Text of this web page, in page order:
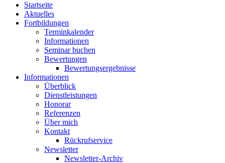
Startseite
Aktuelles
Fortbildungen
Terminkalender
Informationen
Seminar buchen
Bewertungen
Bewertungsergebnisse
Informationen
Überblick
Dienstleistungen
Honorar
Referenzen
Über mich
Kontakt
Rückrufservice
Newsletter
Newsletter-Archiv